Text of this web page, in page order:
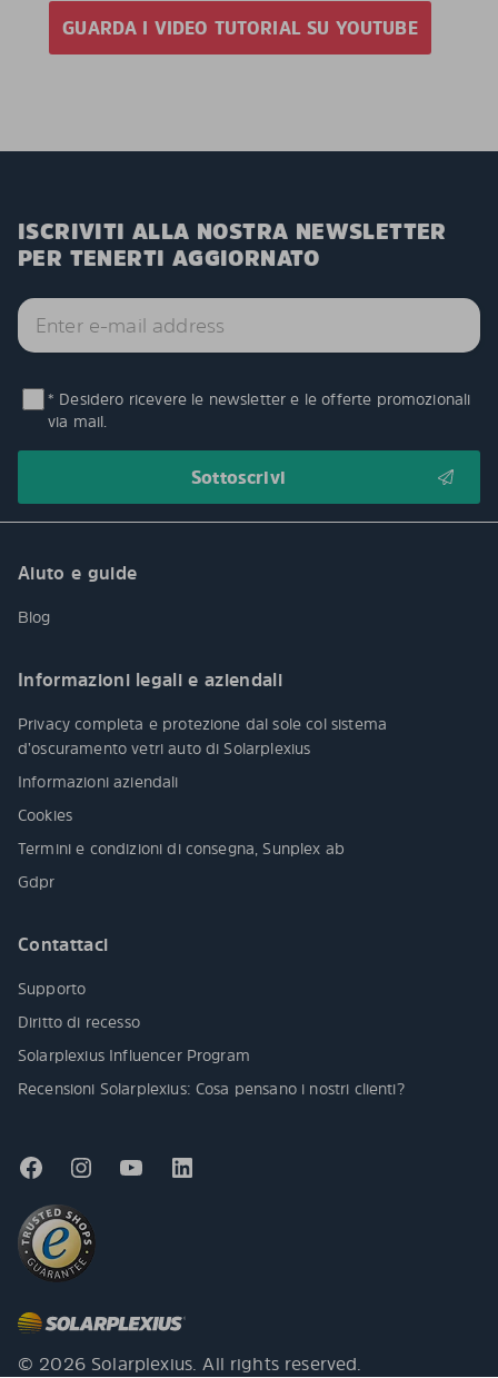
GUARDA I VIDEO TUTORIAL SU YOUTUBE
ISCRIVITI ALLA NOSTRA NEWSLETTER
PER TENERTI AGGIORNATO
* Desidero ricevere le newsletter e le offerte promozionali
via mail.
Aiuto e guide
Blog
Informazioni legali e aziendali
Privacy completa e protezione dal sole col sistema
d’oscuramento vetri auto di Solarplexius
Informazioni aziendali
Cookies
Termini e condizioni di consegna, Sunplex ab
Gdpr
Contattaci
Supporto
Diritto di recesso
Solarplexius Influencer Program
Recensioni Solarplexius: Cosa pensano i nostri clienti?
© 2026 Solarplexius. All rights reserved.